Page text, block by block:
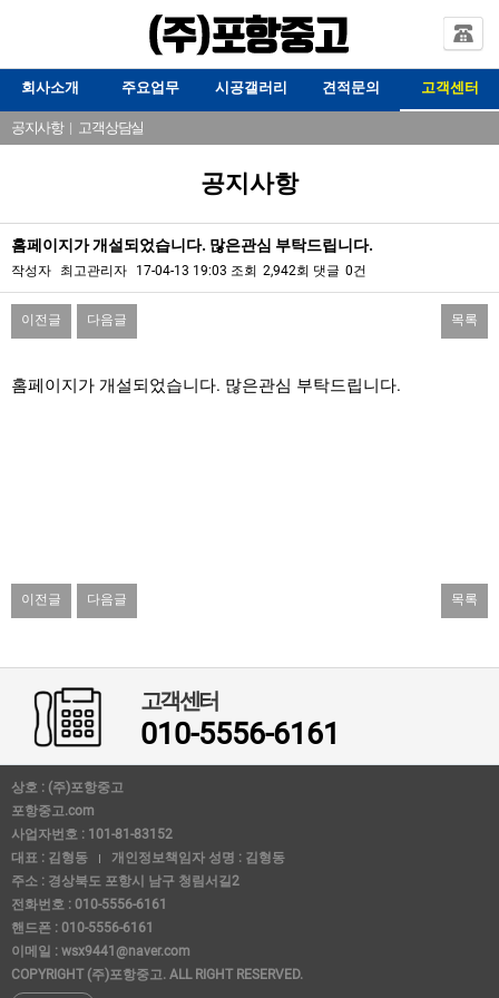
회사소개 주요업무 시공갤러리 견적문의 고객센터
공지사항| 고객상담실
공지사항
홈페이지가 개설되었습니다. 많은관심 부탁드립니다.
작성자 최고관리자 17-04-13 19:03 조회 2,942회 댓글 0건
이전글 다음글 목록
홈페이지가 개설되었습니다. 많은관심 부탁드립니다.
이전글 다음글 목록
고객센터
010-5556-6161
상호 : (주)포항중고
포항중고.com
사업자번호 : 101-81-83152
대표 : 김형동
개인정보책임자 성명 : 김형동
주소 : 경상북도 포항시 남구 청림서길2
전화번호 : 010-5556-6161
핸드폰 : 010-5556-6161
이메일 : wsx9441@naver.com
COPYRIGHT (주)포항중고. ALL RIGHT RESERVED.